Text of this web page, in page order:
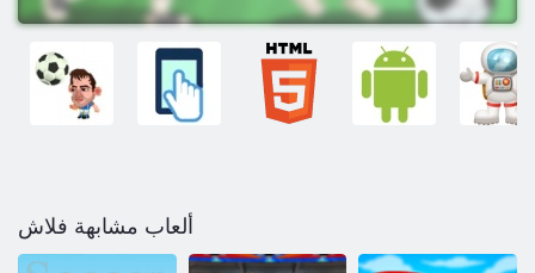
ألعاب مشابهة فلاش